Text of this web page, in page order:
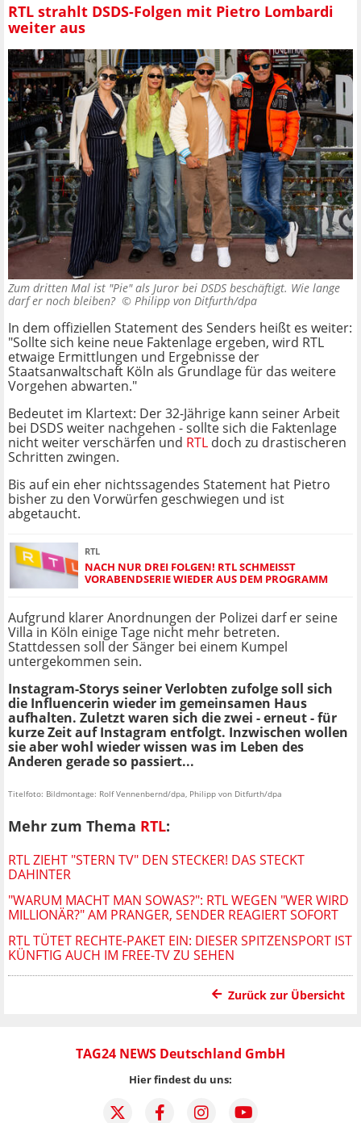
RTL strahlt DSDS-Folgen mit Pietro Lombardi
weiter aus
Zum dritten Mal ist "Pie" als Juror bei DSDS beschäftigt. Wie lange
darf er noch bleiben? © Philipp von Ditfurth/dpa
In dem offiziellen Statement des Senders heißt es weiter:
"Sollte sich keine neue Faktenlage ergeben, wird RTL
etwaige Ermittlungen und Ergebnisse der
Staatsanwaltschaft Köln als Grundlage für das weitere
Vorgehen abwarten."
Bedeutet im Klartext: Der 32-Jährige kann seiner Arbeit
bei DSDS weiter nachgehen - sollte sich die Faktenlage
nicht weiter verschärfen und RTL doch zu drastischeren
Schritten zwingen.
Bis auf ein eher nichtssagendes Statement hat Pietro
bisher zu den Vorwürfen geschwiegen und ist
abgetaucht.
RTL
NACH NUR DREI FOLGEN! RTL SCHMEISST V
ORABENDSERIE WIEDER AUS DEM PROGRAMM
Aufgrund klarer Anordnungen der Polizei darf er seine
Villa in Köln einige Tage nicht mehr betreten.
Stattdessen soll der Sänger bei einem Kumpel
untergekommen sein.
Instagram-Storys seiner Verlobten zufolge soll sich
die Influencerin wieder im gemeinsamen Haus
aufhalten. Zuletzt waren sich die zwei - erneut - für
kurze Zeit auf Instagram entfolgt. Inzwischen wollen
sie aber wohl wieder wissen was im Leben des
Anderen gerade so passiert...
Titelfoto: Bildmontage: Rolf Vennenbernd/dpa, Philipp von Ditfurth/dpa
Mehr zum Thema RTL:
RTL ZIEHT "STERN TV" DEN STECKER! DAS STECKT
DAHINTER
"WARUM MACHT MAN SOWAS?": RTL WEGEN "WER WIRD
MILLIONÄR?" AM PRANGER, SENDER REAGIERT SOFORT
RTL TÜTET RECHTE-PAKET EIN: DIESER SPITZENSPORT IST
KÜNFTIG AUCH IM FREE-TV ZU SEHEN
Zurück zur Übersicht
TAG24 NEWS Deutschland GmbH
Hier findest du uns: